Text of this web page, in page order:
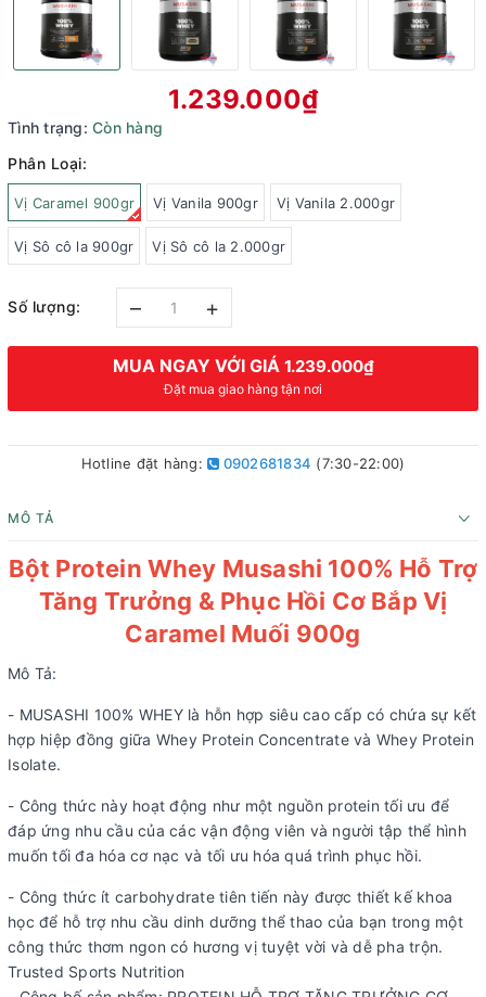
1.239.000₫
Tình trạng: Còn hàng
Phân Loại:
Vị Caramel 900gr Vị Vanila 900gr Vị Vanila 2.000gr
Vị Sô cô la 900gr Vị Sô cô la 2.000gr
Số lượng: – +
MUA NGAY VỚI GIÁ 1.239.000₫
Đặt mua giao hàng tận nơi
Hotline đặt hàng: 0902681834 (7:30-22:00)
MÔ TẢ
Bột Protein Whey Musashi 100% Hỗ Trợ
Tăng Trưởng & Phục Hồi Cơ Bắp Vị
Caramel Muối 900g
Mô Tả:
- MUSASHI 100% WHEY là hỗn hợp siêu cao cấp có chứa sự kết
hợp hiệp đồng giữa Whey Protein Concentrate và Whey Protein
Isolate.
- Công thức này hoạt động như một nguồn protein tối ưu để
đáp ứng nhu cầu của các vận động viên và người tập thể hình
muốn tối đa hóa cơ nạc và tối ưu hóa quá trình phục hồi.
- Công thức ít carbohydrate tiên tiến này được thiết kế khoa
học để hỗ trợ nhu cầu dinh dưỡng thể thao của bạn trong một
công thức thơm ngon có hương vị tuyệt vời và dễ pha trộn.
Trusted Sports Nutrition